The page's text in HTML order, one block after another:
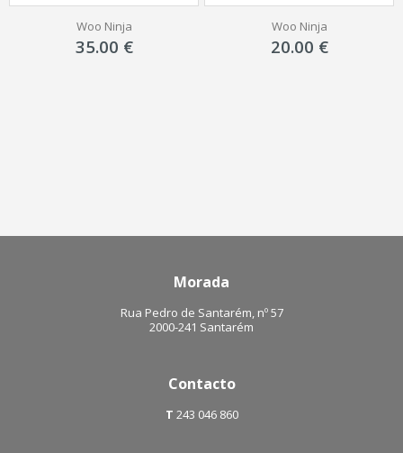
Woo Ninja
20.00
Woo Logo
20.00€
Morada
Rua Pedro de Santarém, nº 57
2000-241 Santarém
Contacto
T 243 046 860